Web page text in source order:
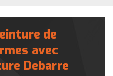
de
avec
Debarre